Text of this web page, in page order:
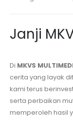
Janji
Di MKVS
cerita yang layak
kami terus
serta perbaikan
memperoleh hasil